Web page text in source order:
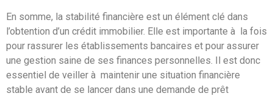
En somme, la stabilité financière est un élément clé dans
l’obtention d’un crédit immobilier. Elle est importante à la fois
pour rassurer les établissements bancaires et pour assurer
une gestion saine de ses finances personnelles. Il est donc
essentiel de veiller à maintenir une situation financière
stable avant de se lancer dans une demande de prêt